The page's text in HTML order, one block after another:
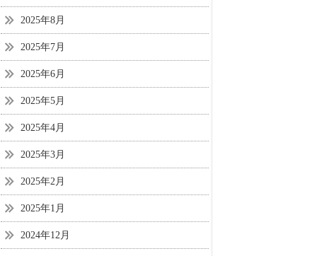
2025年8月
2025年7月
2025年6月
2025年5月
2025年4月
2025年3月
2025年2月
2025年1月
2024年12月